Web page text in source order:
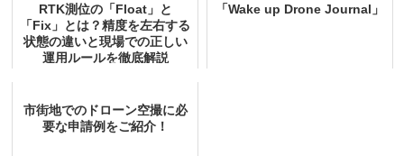
RTK測位の「Float」と
「Fix」とは？精度を左右する
状態の違いと現場での正しい
運用ルールを徹底解説
「Wake up Drone Journal」
市街地でのドローン空撮に必
要な申請例をご紹介！